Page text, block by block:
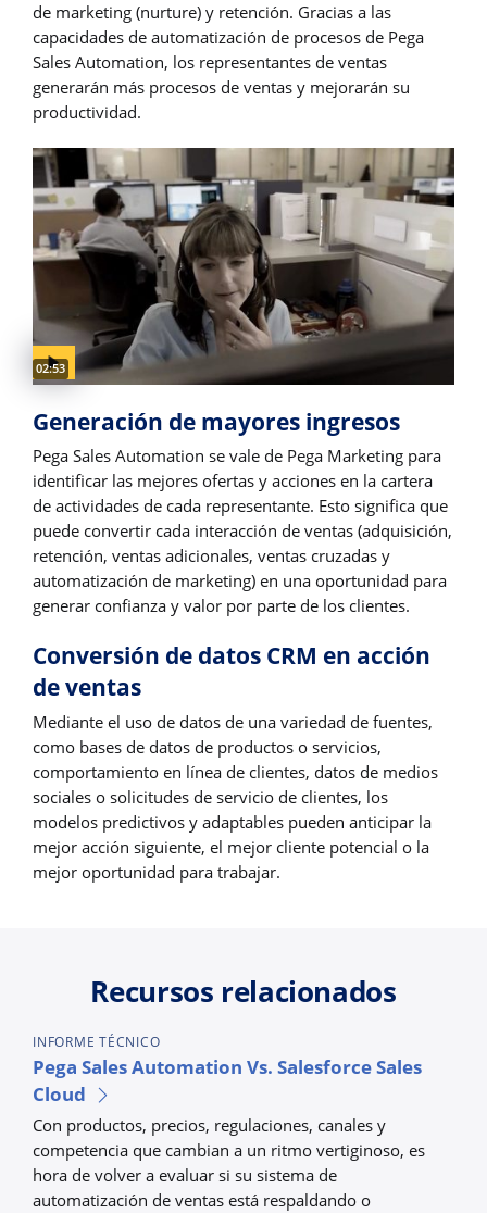
de marketing (nurture) y retención. Gracias a las
capacidades de automatización de procesos de Pega
Sales Automation, los representantes de ventas
generarán más procesos de ventas y mejorarán su
productividad.
Video duration:
02:53
Generación de mayores ingresos
Pega Sales Automation se vale de Pega Marketing para
identificar las mejores ofertas y acciones en la cartera
de actividades de cada representante. Esto significa que
puede convertir cada interacción de ventas (adquisición,
retención, ventas adicionales, ventas cruzadas y
automatización de marketing) en una oportunidad para
generar confianza y valor por parte de los clientes.
Conversión de datos CRM en acción
de ventas
Mediante el uso de datos de una variedad de fuentes,
como bases de datos de productos o servicios,
comportamiento en línea de clientes, datos de medios
sociales o solicitudes de servicio de clientes, los
modelos predictivos y adaptables pueden anticipar la
mejor acción siguiente, el mejor cliente potencial o la
mejor oportunidad para trabajar.
Recursos relacionados
INFORME TÉCNICO
Pega Sales Automation Vs. Salesforce Sales
Cloud
Con productos, precios, regulaciones, canales y
competencia que cambian a un ritmo vertiginoso, es
hora de volver a evaluar si su sistema de
automatización de ventas está respaldando o